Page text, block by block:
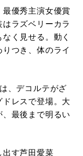
優秀主演女優賞
ラズベリーカラ
く見せる。動く
つき、体のライ
、デコルテがざ
レスで登場。大
最後まで明るい
す芦田愛菜